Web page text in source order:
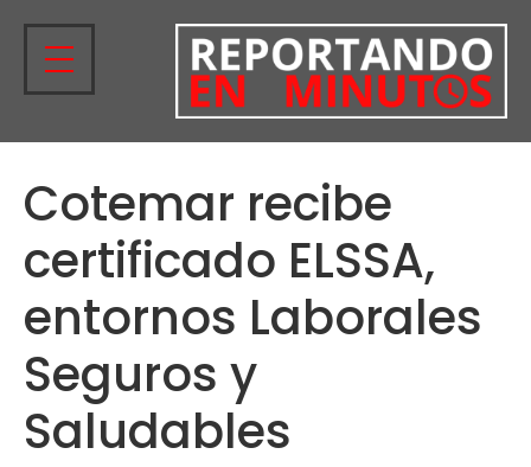
Cotemar recibe
certificado ELSSA,
entornos Laborales
Seguros y
Saludables